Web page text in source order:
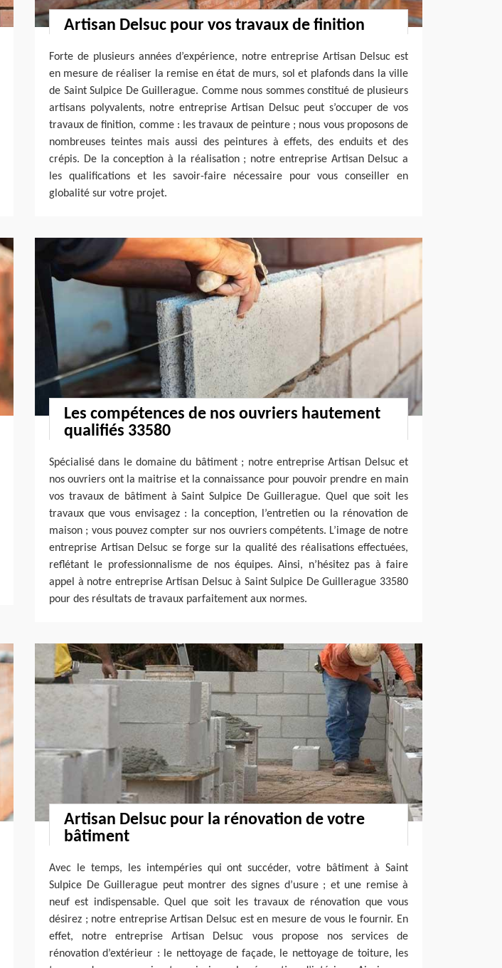
Artisan Delsuc pour vos travaux de finition
Forte de plusieurs années d’expérience, notre entreprise Artisan Delsuc est
en mesure de réaliser la remise en état de murs, sol et plafonds dans la ville
de Saint Sulpice De Guillerague. Comme nous sommes constitué de plusieurs
artisans polyvalents, notre entreprise Artisan Delsuc peut s’occuper de vos
travaux de finition, comme : les travaux de peinture ; nous vous proposons de
nombreuses teintes mais aussi des peintures à effets, des enduits et des
crépis. De la conception à la réalisation ; notre entreprise Artisan Delsuc a
les qualifications et les savoir-faire nécessaire pour vous conseiller en
globalité sur votre projet.
Les compétences de nos ouvriers hautement
qualifiés 33580
Spécialisé dans le domaine du bâtiment ; notre entreprise Artisan Delsuc et
nos ouvriers ont la maitrise et la connaissance pour pouvoir prendre en main
vos travaux de bâtiment à Saint Sulpice De Guillerague. Quel que soit les
travaux que vous envisagez : la conception, l’entretien ou la rénovation de
maison ; vous pouvez compter sur nos ouvriers compétents. L’image de notre
entreprise Artisan Delsuc se forge sur la qualité des réalisations effectuées,
reflétant le professionnalisme de nos équipes. Ainsi, n’hésitez pas à faire
appel à notre entreprise Artisan Delsuc à Saint Sulpice De Guillerague 33580
pour des résultats de travaux parfaitement aux normes.
Artisan Delsuc pour la rénovation de votre
bâtiment
Avec le temps, les intempéries qui ont succéder, votre bâtiment à Saint
Sulpice De Guillerague peut montrer des signes d’usure ; et une remise à
neuf est indispensable. Quel que soit les travaux de rénovation que vous
désirez ; notre entreprise Artisan Delsuc est en mesure de vous le fournir. En
effet, notre entreprise Artisan Delsuc vous propose nos services de
rénovation d’extérieur : le nettoyage de façade, le nettoyage de toiture, les